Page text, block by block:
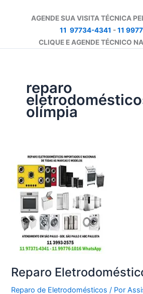
AGENDE SUA VISITA TÉCNICA
11 97734-4341 -11
CLIQUE E AGENDE TÉCNICO
reparo
olímpia
Reparo
Reparo de Eletrodomésticos / Por